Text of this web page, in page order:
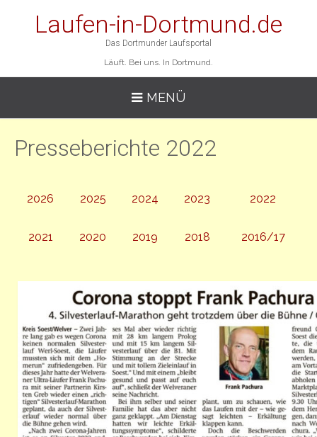
Laufen-in-Dortmund.de
Das Dortmunder Laufsportal
Läuft. Bei uns. In Dortmund.
MENÜ
Presseberichte 2022
2026 2025 2024 2023 2022
2021 2020 2019 2018 2016/17